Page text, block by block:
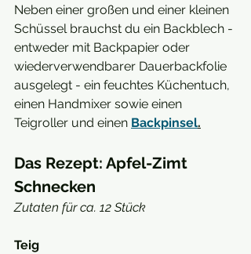
Neben einer großen und einer kleinen
Schüssel brauchst du ein Backblech -
entweder mit Backpapier oder
wiederverwendbarer Dauerbackfolie
ausgelegt - ein feuchtes Küchentuch,
einen Handmixer sowie einen
Teigroller und einen Backpinsel.
Das Rezept: Apfel-Zimt
Schnecken
Zutaten für ca. 12 Stück
Teig